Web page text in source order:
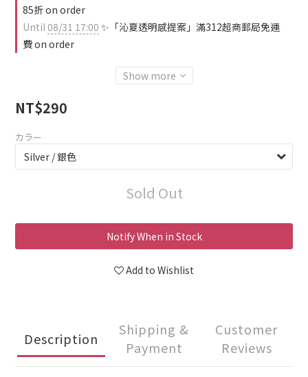
85折 on order
Until08/31 17:00 ✨「沁夏透明感提案」滿312超商郵局免運
費 on order
Show more
NT$290
カラー
Sold Out
Notify When in Stock
Add to Wishlist
Description
Shipping &
Payment
Customer
Reviews